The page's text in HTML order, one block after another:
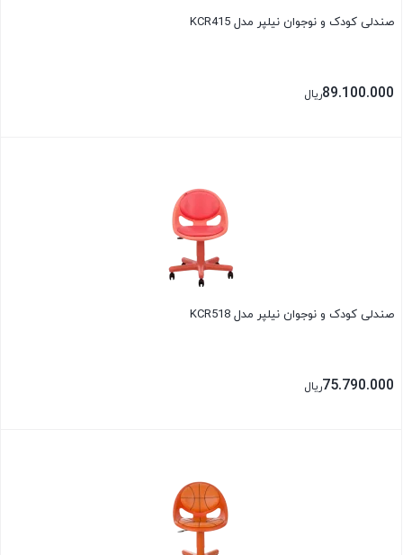
صندلی کودک و نوجوان نیلپر مدل KCR415
89.100.000ریال
صندلی کودک و نوجوان نیلپر مدل KCR518
75.790.000ریال